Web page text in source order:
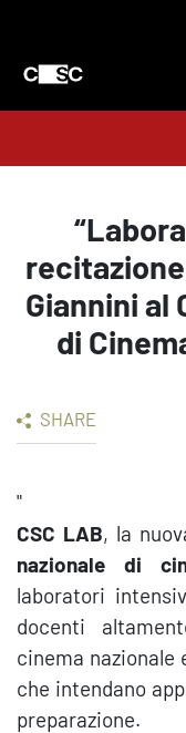
Giannini al
di
SHARE
"
CSC LAB, la
nazionale di
laboratori
docenti
cinema
che intendano
preparazione.